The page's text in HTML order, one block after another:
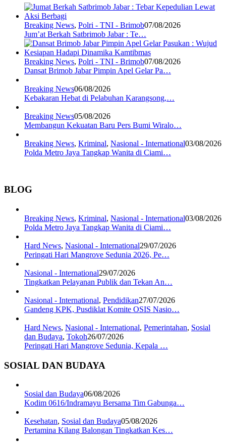
Breaking News, Polri - TNI - Brimob07/08/2026
Jum’at Berkah Satbrimob Jabar : Te…
Breaking News, Polri - TNI - Brimob07/08/2026
Dansat Brimob Jabar Pimpin Apel Gelar Pa…
Breaking News06/08/2026
Kebakaran Hebat di Pelabuhan Karangsong,…
Breaking News05/08/2026
Membangun Kekuatan Baru Pers Bumi Wiralo…
Breaking News, Kriminal, Nasional - International03/08/2026
Polda Metro Jaya Tangkap Wanita di Ciami…
BLOG
Breaking News, Kriminal, Nasional - International03/08/2026
Polda Metro Jaya Tangkap Wanita di Ciami…
Hard News, Nasional - International29/07/2026
Peringati Hari Mangrove Sedunia 2026, Pe…
Nasional - International29/07/2026
Tingkatkan Pelayanan Publik dan Tekan An…
Nasional - International, Pendidikan27/07/2026
Gandeng KPK, Pusdiklat Komite OSIS Nasio…
Hard News, Nasional - International, Pemerintahan, Sosial
dan Budaya, Tokoh26/07/2026
Peringati Hari Mangrove Sedunia, Kepala …
SOSIAL DAN BUDAYA
Sosial dan Budaya06/08/2026
Kodim 0616/Indramayu Bersama Tim Gabunga…
Kesehatan, Sosial dan Budaya05/08/2026
Pertamina Kilang Balongan Tingkatkan Kes…